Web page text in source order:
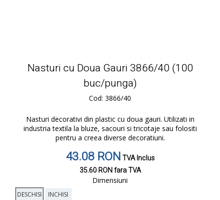
Nasturi cu Doua Gauri 3866/40 (100
buc/punga)
Cod: 3866/40
Nasturi decorativi din plastic cu doua gauri. Utilizati in
industria textila la bluze, sacouri si tricotaje sau folositi
pentru a creea diverse decoratiuni.
43.08 RONTVA Inclus
35.60 RONfara TVA
Dimensiuni
DESCHISI INCHISI